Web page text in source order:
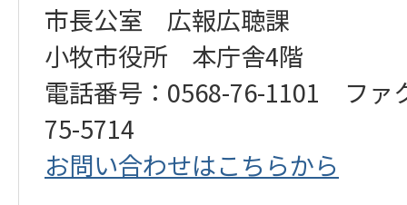
市長公室 広報広聴課
小牧市役所 本庁舎4階
電話番号：0568-76-1101 ファ
75-5714
お問い合わせはこちらから